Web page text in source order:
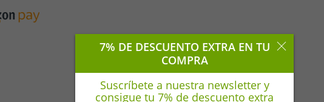
7% DE DESCUENTO EXTRA EN TU
COMPRA
Suscríbete a nuestra newsletter y
consigue tu 7% de descuento extra